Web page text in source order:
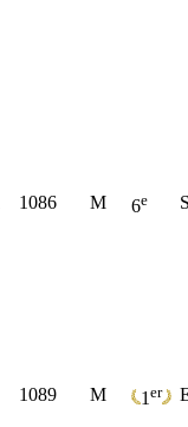
1086 M 6e
1089 M 1 er